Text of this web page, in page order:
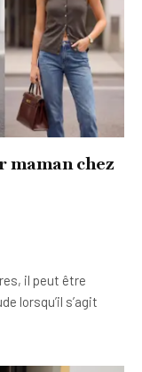
maman chez
il peut être
lorsqu’il s’agit